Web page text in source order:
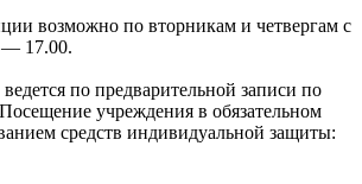
возможно по вторникам и четвергам с
17.00.
по предварительной записи по
учреждения в обязательном
средств индивидуальной защиты: